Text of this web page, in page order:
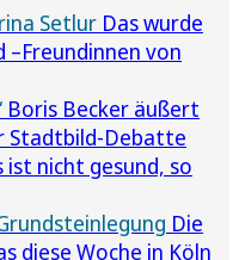
Setlur Das wurde
–Freundinnen von
Boris Becker äußert
Stadtbild-Debatte
ist nicht gesund, so
Die
diese Woche in Köln